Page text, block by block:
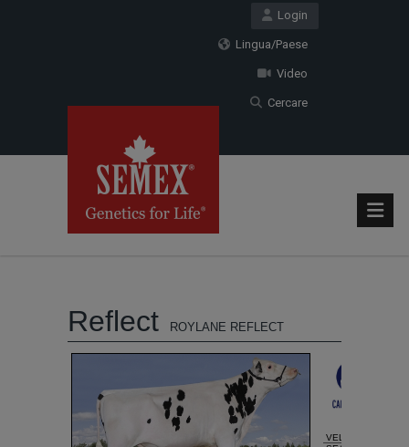
Login
Lingua/Paese
Video
Cercare